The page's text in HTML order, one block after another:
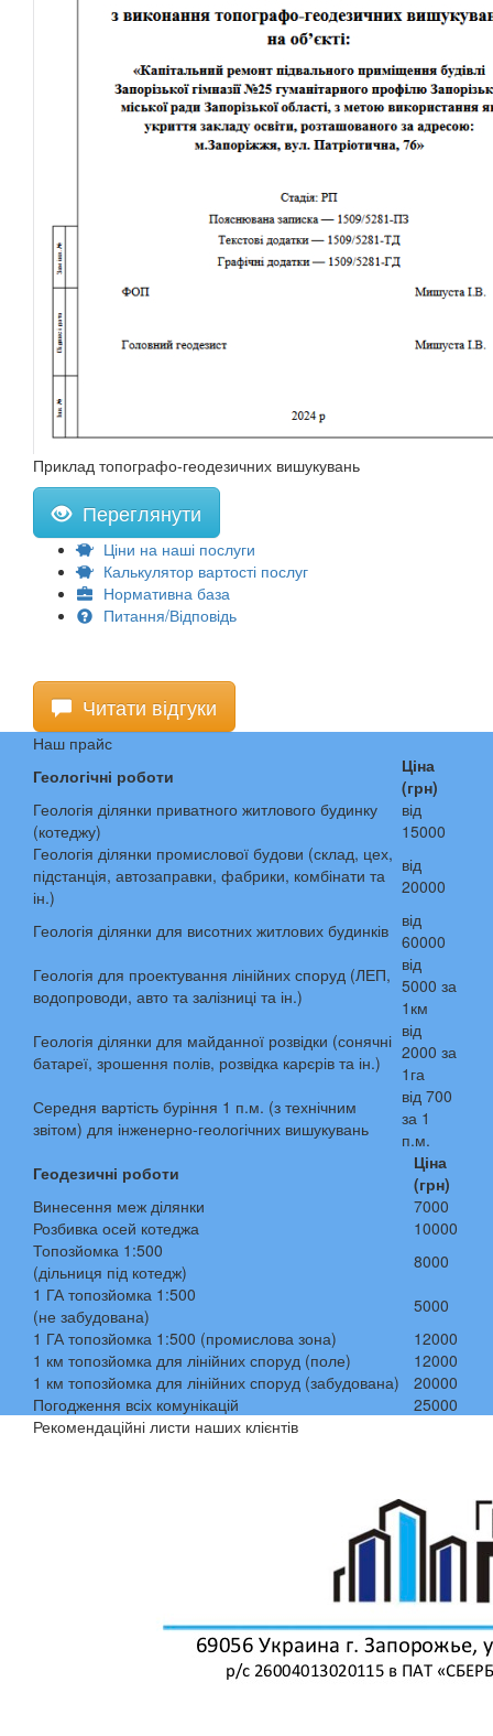
Приклад топографо-геодезичних вишукувань
Переглянути
Ціни на наші послуги
Калькулятор вартості послуг
Нормативна база
Питання/Відповідь
Читати відгуки
Наш прайс
Геологічні роботи
Ціна
(грн)
Геологія ділянки приватного житлового будинку
(котеджу)
від
15000
Геологія ділянки промислової будови (склад, цех,
підстанція, автозаправки, фабрики, комбінати та
ін.)
від
20000
Геологія ділянки для висотних житлових будинків
від
60000
Геологія для проектування лінійних споруд (ЛЕП,
водопроводи, авто та залізниці та ін.)
від
5000 за
1км
Геологія ділянки для майданної розвідки (сонячні
батареї, зрошення полів, розвідка карєрів та ін.)
від
2000 за
1га
Середня вартість буріння 1 п.м. (з технічним
звітом) для інженерно-геологічних вишукувань
від 700
за 1
п.м.
Геодезичні роботи
Ціна
(грн)
Винесення меж ділянки
7000
Розбивка осей котеджа
10000
Топозйомка 1:500
(дільниця під котедж)
8000
1 ГА топозйомка 1:500
(не забудована)
5000
1 ГА топозйомка 1:500 (промислова зона)
12000
1 км топозйомка для лінійних споруд (поле)
12000
1 км топозйомка для лінійних споруд (забудована)
20000
Погодження всіх комунікацій
25000
Рекомендаційні листи наших клієнтів